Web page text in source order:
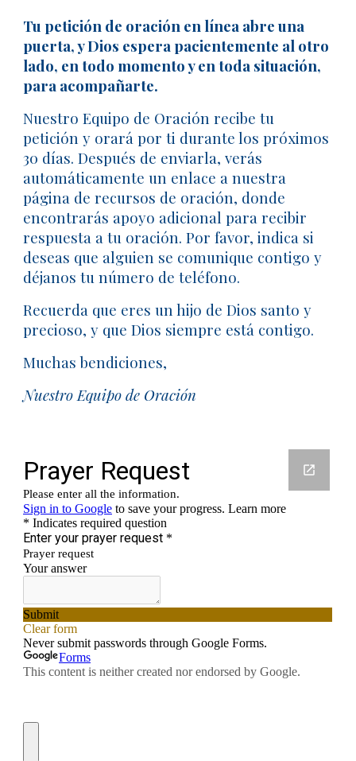
Tu petición de oración en línea abre una
puerta, y Dios espera pacientemente al otro
lado, en todo momento y en toda situación,
para acompañarte.
Nuestro Equipo de Oración recibe tu
petición y orará por ti durante los próximos
30 días. Después de enviarla, verás
automáticamente un enlace a nuestra
página de recursos de oración, donde
encontrarás apoyo adicional para recibir
respuesta a tu oración. Por favor, indica si
deseas que alguien se comunique contigo y
déjanos tu número de teléfono.
Recuerda que eres un hijo de Dios santo y
precioso, y que Dios siempre está contigo.
Muchas bendiciones,
Nuestro Equipo de Oración